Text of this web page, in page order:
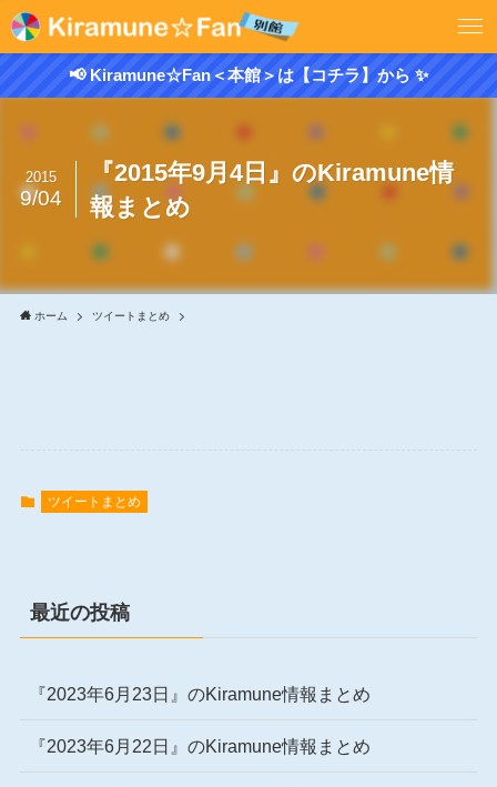
📢 Kiramune☆Fan＜本館＞は【コチラ】から ✨
『2015年9月4日』のKiramune情
報まとめ
2015
9/04
ホーム ツイートまとめ
ツイートまとめ
最近の投稿
『2023年6月23日』のKiramune情報まとめ
『2023年6月22日』のKiramune情報まとめ